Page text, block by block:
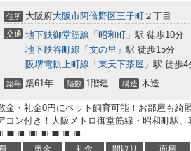
住所 大阪府大阪市阿倍野区王子町 ２丁目
交通 地下鉄御堂筋線 「 昭和町 」駅 徒歩10分
地下鉄谷町線 「 文の里 」駅 徒歩15分
阪堺電軌上町線 「 東天下茶屋 」駅 徒歩4
築年 築61年 階数 1階建 構造 木造
金・礼金0円にペット飼育可能！お部屋も綺
コン付き！大阪メトロ御堂筋線・昭和町駅、
敷金 礼金 間取り 面積